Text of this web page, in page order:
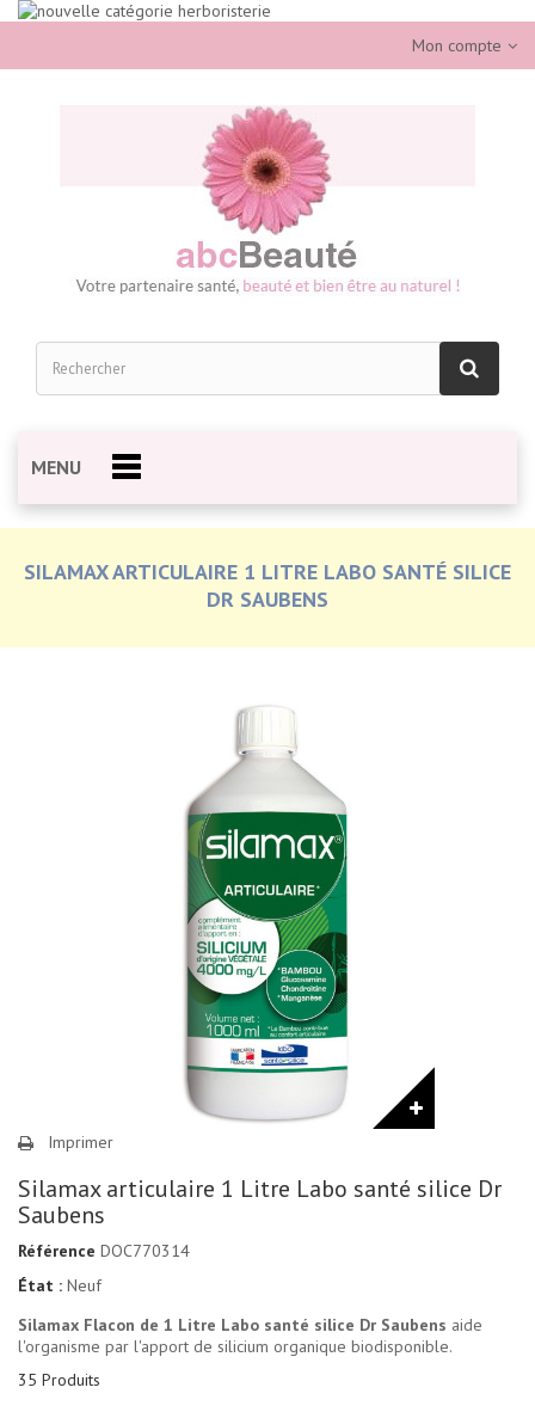
Mon compte
MENU
SILAMAX ARTICULAIRE 1 LITRE LABO SANTÉ SILICE
DR SAUBENS
Imprimer
Silamax articulaire 1 Litre Labo santé silice Dr
Saubens
Référence DOC770314
État : Neuf
Silamax Flacon de 1 Litre Labo santé silice Dr Saubens aide
l'organisme par l'apport de silicium organique biodisponible.
35 Produits